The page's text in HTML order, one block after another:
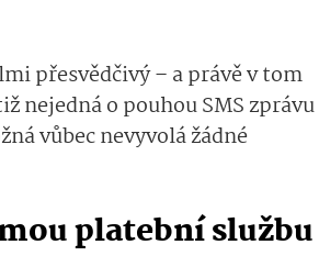
přesvědčivý – a právě v tom
nejedná o pouhou SMS zprávu
vůbec nevyvolá žádné
platební službu